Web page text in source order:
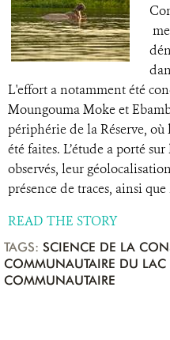
L'effort a notamment été
Moungouma Moke et
périphérie de la Réserve,
été faites. L’étude a porté
observés, leur
présence de traces, ainsi
READ THE STORY
TAGS: SCIENCE DE LA
COMMUNAUTAIRE DU LAC
COMMUNAUTAIRE